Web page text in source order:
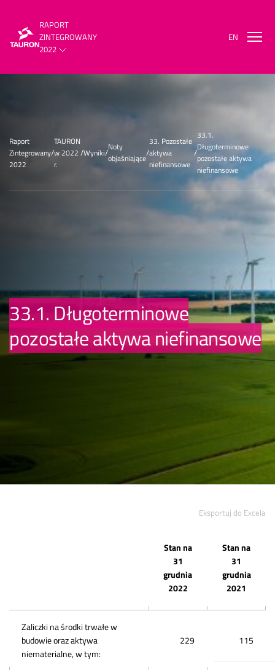
RAPORT
ZINTEGROWANY
2022
EN
Raport
Zintegrowany
2022
/
TAURON
w 2022
r.​
/Wyniki​/Noty
objaśniające/
33. Pozostałe
aktywa
niefinansowe
/
33.1.
Długoterminowe
pozostałe aktywa
niefinansowe
33.1. Długoterminowe
pozostałe aktywa niefinansowe
Eksportuj do Excela
Stan na
31
grudnia
2022
Stan na
31
grudnia
2021
Zaliczki na środki trwałe w
budowie oraz aktywa
niematerialne, w tym:
229 115